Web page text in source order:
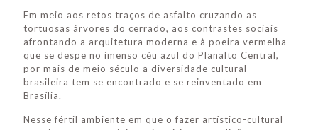
Em meio aos retos traços de asfalto cruzando as
tortuosas árvores do cerrado, aos contrastes sociais
afrontando a arquitetura moderna e à poeira vermelha
que se despe no imenso céu azul do Planalto Central,
por mais de meio século a diversidade cultural
brasileira tem se encontrado e se reinventado em
Brasília.
Nesse fértil ambiente em que o fazer artístico-cultural